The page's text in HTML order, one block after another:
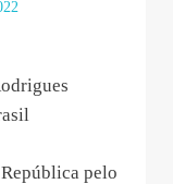
pelo